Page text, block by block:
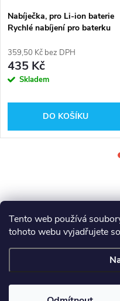
Tento web používá
tohoto webu vyjadřujete
Nabíječka, pro Li-ion baterie
Rychlé nabíjení pro baterku
359,50 Kč bez DPH
435 Kč
Skladem
DO KOŠÍKU
Z
á
GAMA -